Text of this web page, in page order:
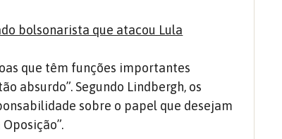
bolsonarista que atacou Lula
que têm funções importantes
absurdo”. Segundo Lindbergh, os
sobre o papel que desejam